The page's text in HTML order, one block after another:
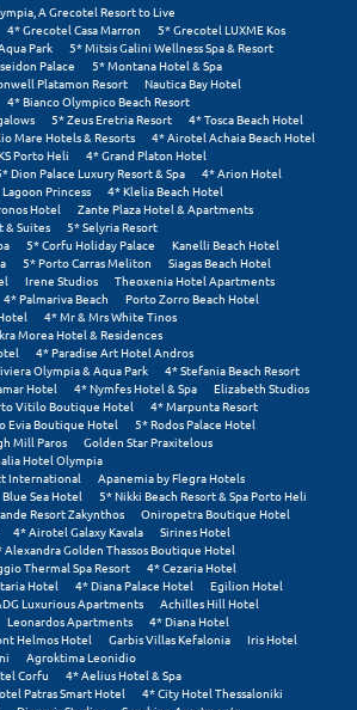
A Grecotel Resort to Live
4* Grecotel Casa Marron
5* Grecotel LUXME Kos
Park
5* Mitsis Galini Wellness Spa & Resort
Palace
5* Montana Hotel & Spa
Platamon Resort
Nautica Bay Hotel
4* Bianco Olympico Beach Resort
5* Zeus Eretria Resort
4* Tosca Beach Hotel
Mare Hotels & Resorts
4* Airotel Achaia Beach Hotel
Porto Heli
4* Grand Platon Hotel
Dion Palace Luxury Resort & Spa
4* Arion Hotel
Princess
4* Klelia Beach Hotel
Hotel
Zante Plaza Hotel & Apartments
& Suites
5* Selyria Resort
5* Corfu Holiday Palace
Kanelli Beach Hotel
5* Porto Carras Meliton
Siagas Beach Hotel
Irene Studios
Theoxenia Hotel Apartments
4* Palmariva Beach
Porto Zorro Beach Hotel
4* Mr & Mrs White Tinos
Morea Hotel & Residences
4* Paradise Art Hotel Andros
Olympia & Aqua Park
4* Stefania Beach Resort
Hotel 4* Nymfes Hotel & Spa
Elizabeth Studios
Vitilo Boutique Hotel
4* Marpunta Resort
Evia Boutique Hotel
5* Rodos Palace Hotel
Mill Paros
Golden Star Praxitelous
Hotel Olympia
International
Apanemia by Flegra Hotels
Blue Sea Hotel
5* Nikki Beach Resort & Spa Porto Heli
Resort Zakynthos
Oniropetra Boutique Hotel
4* Airotel Galaxy Kavala
Sirines Hotel
Alexandra Golden Thassos Boutique Hotel
Thermal Spa Resort
4* Cezaria Hotel
Hotel 4* Diana Palace Hotel
Egilion Hotel
Luxurious Apartments
Achilles Hill Hotel
Leonardos Apartments
4* Diana Hotel
Helmos Hotel Garbis Villas Kefalonia
Iris Hotel
Agroktima Leonidio
Corfu
4* Aelius Hotel & Spa
Patras Smart Hotel
4* City Hotel Thessaloniki